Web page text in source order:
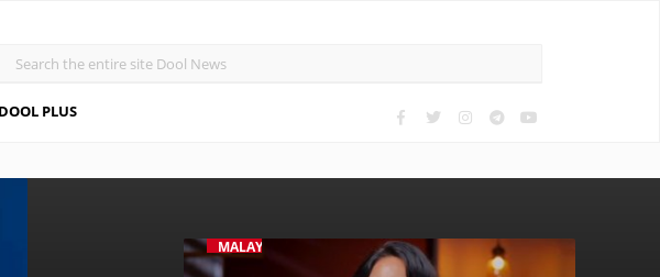
DOOL PLUS
MALAYALAM CINEMA